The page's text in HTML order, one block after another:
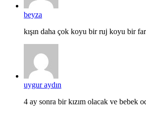
beyza
kışın daha çok koyu bir ruj koyu bir
uygur aydın
4 ay sonra bir kızım olacak ve bebek